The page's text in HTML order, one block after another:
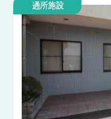
通所施設